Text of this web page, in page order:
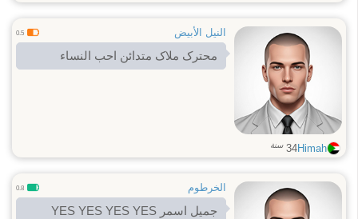
النيل الأبيض 0.5
محترک ملاک متدائن احب النساء
Himah
34 سنة
الخرطوم 0.8
جميل اسمر YES YES YES YES